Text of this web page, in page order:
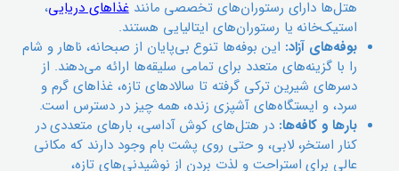
هتل‌ها دارای رستوران‌های تخصصی مانندغذاهای دریایی،
استیک‌خانه یا رستوران‌های ایتالیایی هستند.
بوفه‌های آزاد: این بوفه‌ها تنوع بی‌پایان از صبحانه، ناهار و شام
را با گزینه‌های متعدد برای تمامی سلیقه‌ها ارائه می‌دهند. از
دسرهای شیرین ترکی گرفته تا سالادهای تازه، غذاهای گرم و
سرد، و ایستگاه‌های آشپزی زنده، همه چیز در دسترس است.
بارها و کافه‌ها: در هتل‌های کوش آداسی، بارهای متعددی در
کنار استخر، لابی، و حتی روی پشت بام وجود دارند که مکانی
عالی برای استراحت و لذت بردن از نوشیدنی‌های تازه،